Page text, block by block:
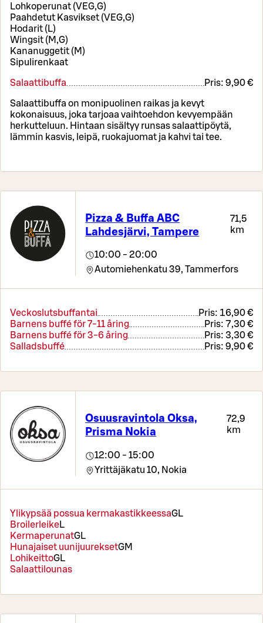
Lohkoperunat (VEG,G)
Paahdetut Kasvikset (VEG,G)
Hodarit (L)
Wingsit (M,G)
Kananuggetit (M)
Sipulirenkaat
Salaattibuffa Pris: 9,90 €
Salaattibuffa on monipuolinen raikas ja kevyt
kokonaisuus, joka tarjoaa vaihtoehdon kevyempään
herkutteluun. Hintaan sisältyy runsas salaattipöytä,
lämmin kasvis, leipä, ruokajuomat ja kahvi tai tee.
Pizza & Buffa ABC
Lahdesjärvi, Tampere
71,5
km
10:00 - 20:00
Automiehenkatu 39, Tammerfors
Veckoslutsbuffantai Pris: 16,90 €
Barnens buffé för 7-11 åring
Pris: 7,30 €
Barnens buffé för 3-6 åring
Pris: 3,30 €
Salladsbuffé
Pris: 9,90 €
Osuusravintola Oksa,
Prisma Nokia
72,9
km
12:00 - 15:00
Yrittäjäkatu 10, Nokia
Ylikypsää possua kermakastikkeessaGL
BroilerleikeL
KermaperunatGL
Hunajaiset uunijuureksetGM
LohikeittoGL
Salaattilounas